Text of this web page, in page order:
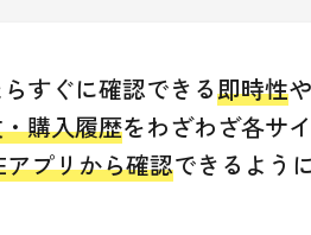
すぐに確認できる即時性
購入履歴をわざわざ各サ
アプリから確認できるよう